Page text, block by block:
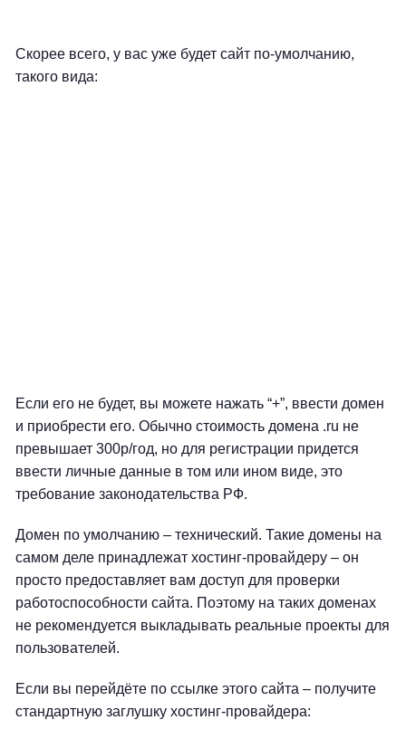
Скорее всего, у вас уже будет сайт по-умолчанию,
такого вида:
Если его не будет, вы можете нажать “+”, ввести домен
и приобрести его. Обычно стоимость домена .ru не
превышает 300р/год, но для регистрации придется
ввести личные данные в том или ином виде, это
требование законодательства РФ.
Домен по умолчанию – технический. Такие домены на
самом деле принадлежат хостинг-провайдеру – он
просто предоставляет вам доступ для проверки
работоспособности сайта. Поэтому на таких доменах
не рекомендуется выкладывать реальные проекты для
пользователей.
Если вы перейдёте по ссылке этого сайта – получите
стандартную заглушку хостинг-провайдера: